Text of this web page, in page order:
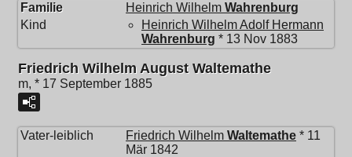
Familie Heinrich Wilhelm Wahrenburg
Kind
Heinrich Wilhelm Adolf Hermann
Wahrenburg * 13 Nov 1883
Friedrich Wilhelm August Waltemathe
m, * 17 September 1885
Vater-leiblich Friedrich Wilhelm Waltemathe * 11
Mär 1842